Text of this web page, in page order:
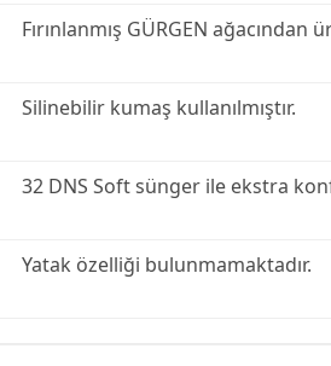
Fırınlanmış GÜRGEN ağacından
Silinebilir kumaş kullanılmıştır.
32 DNS Soft sünger ile ekstra
Yatak özelliği bulunmamaktadır.